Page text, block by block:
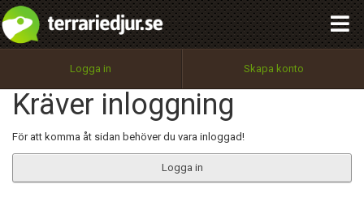
Logga in Skapa konto
Kräver inloggning
För att komma åt sidan behöver du vara inloggad!
Logga in
Utför
100%
OK
integritetspolicy
Namn:
Epost:
Begär nytt lösenord
Tillbaka till förstasidan